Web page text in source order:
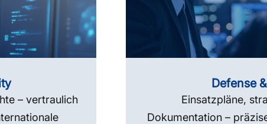
– vertraulich
Defense
Einsatzpläne,
Dokumentation –